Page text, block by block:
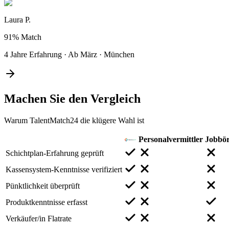
Laura P.
91% Match
4 Jahre Erfahrung · Ab März · München
Machen Sie den Vergleich
Warum TalentMatch24 die klügere Wahl ist
Personalvermittler
Schichtplan-Erfahrung geprüft
Kassensystem-Kenntnisse verifiziert
Pünktlichkeit überprüft
Produktkenntnisse erfasst
Verkäufer/in Flatrate